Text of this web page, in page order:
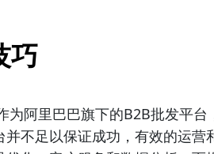
巧
阿里巴巴旗下的B2B批发平台
不足以保证成功，有效的运营